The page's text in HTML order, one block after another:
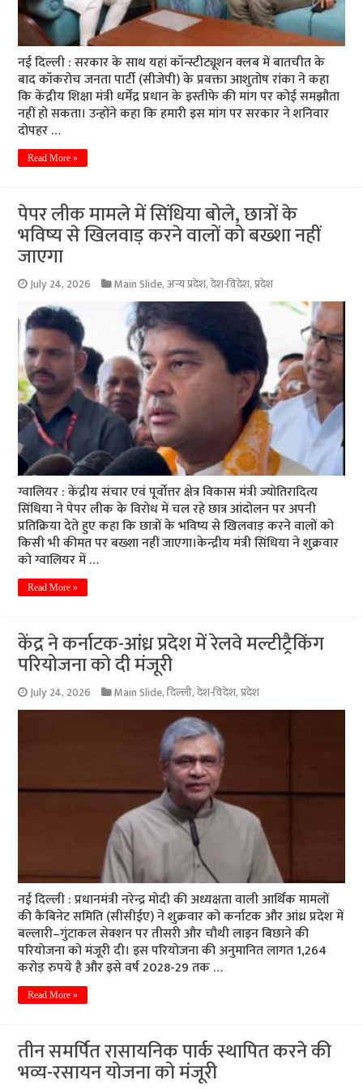
नई दिल्ली : सरकार के साथ यहां कॉन्स्टीट्यूशन क्लब में बातचीत के
बाद कॉकरोच जनता पार्टी (सीजेपी) के प्रवक्ता आशुतोष रांका ने कहा
कि केंद्रीय शिक्षा मंत्री धर्मेंद्र प्रधान के इस्तीफे की मांग पर कोई समझौता
नहीं हो सकता। उन्होंने कहा कि हमारी इस मांग पर सरकार ने शनिवार
दोपहर …
Read More »
पेपर लीक मामले में सिंधिया बोले, छात्रों के
भविष्य से खिलवाड़ करने वालों को बख्शा नहीं
जाएगा
July 24, 2026 Main Slide,अन्य प्रदेश,देश-विदेश,प्रदेश
ग्वालियर : केंद्रीय संचार एवं पूर्वोत्तर क्षेत्र विकास मंत्री ज्योतिरादित्य
सिंधिया ने पेपर लीक के विरोध में चल रहे छात्र आंदोलन पर अपनी
प्रतिक्रिया देते हुए कहा कि छात्रों के भविष्य से खिलवाड़ करने वालों को
किसी भी कीमत पर बख्शा नहीं जाएगा।केन्द्रीय मंत्री सिंधिया ने शुक्रवार
को ग्वालियर में …
Read More »
केंद्र ने कर्नाटक-आंध्र प्रदेश में रेलवे मल्टीट्रैकिंग
परियोजना को दी मंजूरी
July 24, 2026 Main Slide,दिल्ली,देश-विदेश,प्रदेश
नई दिल्ली : प्रधानमंत्री नरेन्द्र मोदी की अध्यक्षता वाली आर्थिक मामलों
की कैबिनेट समिति (सीसीईए) ने शुक्रवार को कर्नाटक और आंध्र प्रदेश में
बल्लारी–गुंटाकल सेक्शन पर तीसरी और चौथी लाइन बिछाने की
परियोजना को मंजूरी दी। इस परियोजना की अनुमानित लागत 1,264
करोड़ रुपये है और इसे वर्ष 2028-29 तक …
Read More »
तीन समर्पित रासायनिक पार्क स्थापित करने की
भव्य-रसायन योजना को मंजूरी